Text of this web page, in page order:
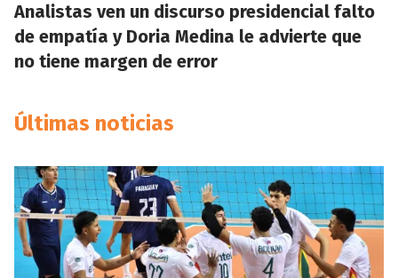
Analistas ven un discurso presidencial falto
de empatía y Doria Medina le advierte que
no tiene margen de error
Últimas noticias